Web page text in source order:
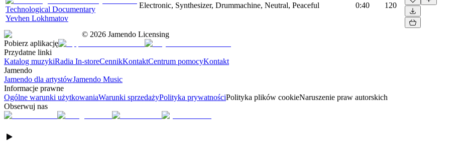
Technological Documentary
Yevhen Lokhmatov
Electronic, Synthesizer, Drummachine, Neutral, Peaceful 0:40 120
© 2026 Jamendo Licensing
Pobierz aplikację
Przydatne linki
Katalog muzykiRadia In-storeCennikKontaktCentrum pomocyKontakt
Jamendo
Jamendo dla artystówJamendo Music
Informacje prawne
Ogólne warunki użytkowaniaWarunki sprzedażyPolityka prywatnościPolityka plików cookieNaruszenie praw autorskich
Obserwuj nas